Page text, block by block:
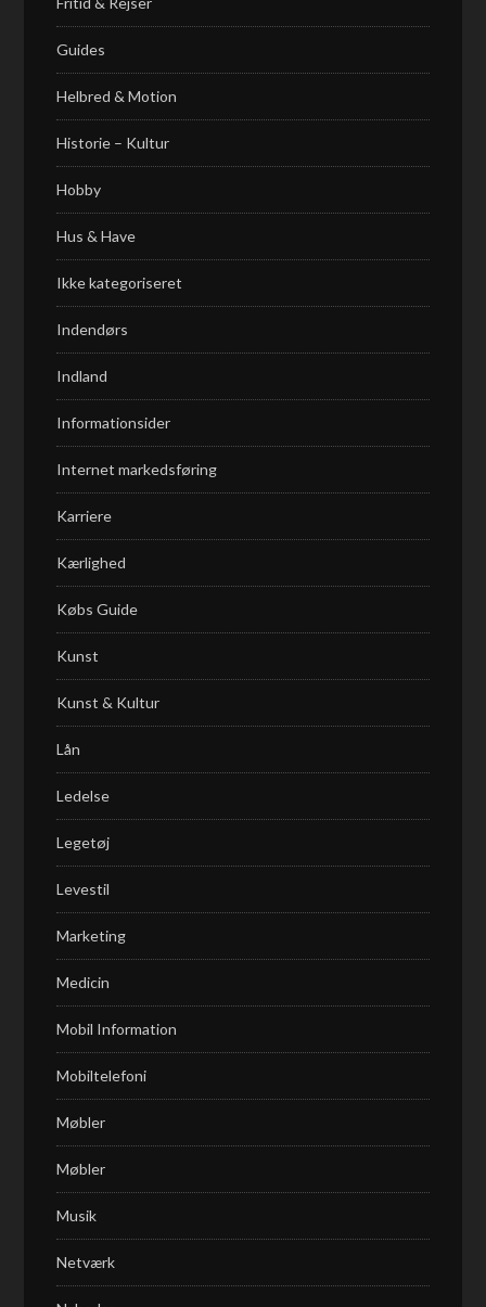
Guides
Helbred & Motion
Historie – Kultur
Hobby
Hus & Have
Ikke kategoriseret
Indendørs
Indland
Informationsider
Internet markedsføring
Karriere
Kærlighed
Købs Guide
Kunst
Kunst & Kultur
Lån
Ledelse
Legetøj
Levestil
Marketing
Medicin
Mobil Information
Mobiltelefoni
Møbler
Møbler
Musik
Netværk